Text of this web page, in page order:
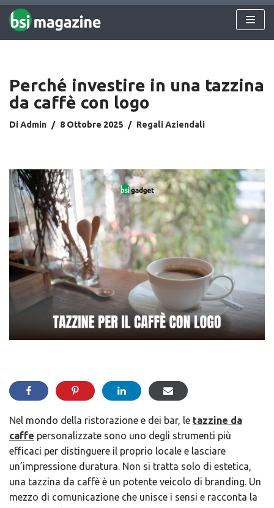
Vai
Perché investire in una tazzina
da caffè con logo
DiAdmin 8 Ottobre 2025 Regali Aziendali
Nel mondo della ristorazione e dei bar, le ​tazzine da
caffe personalizzate sono uno degli strumenti più
efficaci per distinguere il proprio locale e lasciare
un’impressione duratura. Non si tratta solo di estetica,
una tazzina da caffè è un potente veicolo di branding. Un
mezzo di comunicazione che unisce i sensi e racconta la